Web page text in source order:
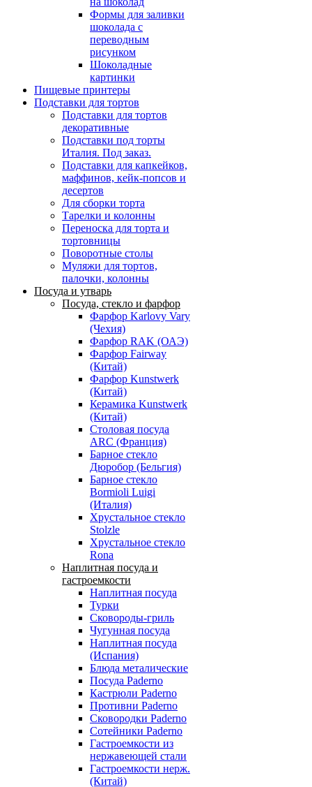
Формы для заливки
шоколада с
переводным
рисунком
Шоколадные
картинки
Пищевые принтеры
Подставки для тортов
Подставки для тортов
декоративные
Подставки под торты
Италия. Под заказ.
Подставки для капкейков,
маффинов, кейк-попсов и
десертов
Для сборки торта
Тарелки и колонны
Переноска для торта и
тортовницы
Поворотные столы
Муляжи для тортов,
палочки, колонны
Посуда и утварь
Посуда, стекло и фарфор
Фарфор Karlovy Vary
(Чехия)
Фарфор RAK (ОАЭ)
Фарфор Fairway
(Китай)
Фарфор Kunstwerk
(Китай)
Керамика Kunstwerk
(Китай)
Столовая посуда
ARC (Франция)
Барное стекло
Дюробор (Бельгия)
Барное стекло
Bormioli Luigi
(Италия)
Хрустальное стекло
Stolzle
Хрустальное стекло
Rona
Наплитная посуда и
гастроемкости
Наплитная посуда
Турки
Сковороды-гриль
Чугунная посуда
Наплитная посуда
(Испания)
Блюда металические
Посуда Paderno
Кастрюли Paderno
Противни Paderno
Сковородки Paderno
Сотейники Paderno
Гастроемкости из
нержавеющей стали
Гастроемкости нерж.
(Китай)